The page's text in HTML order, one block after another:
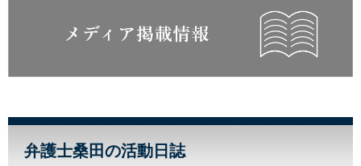
弁護士桑田の活動日誌